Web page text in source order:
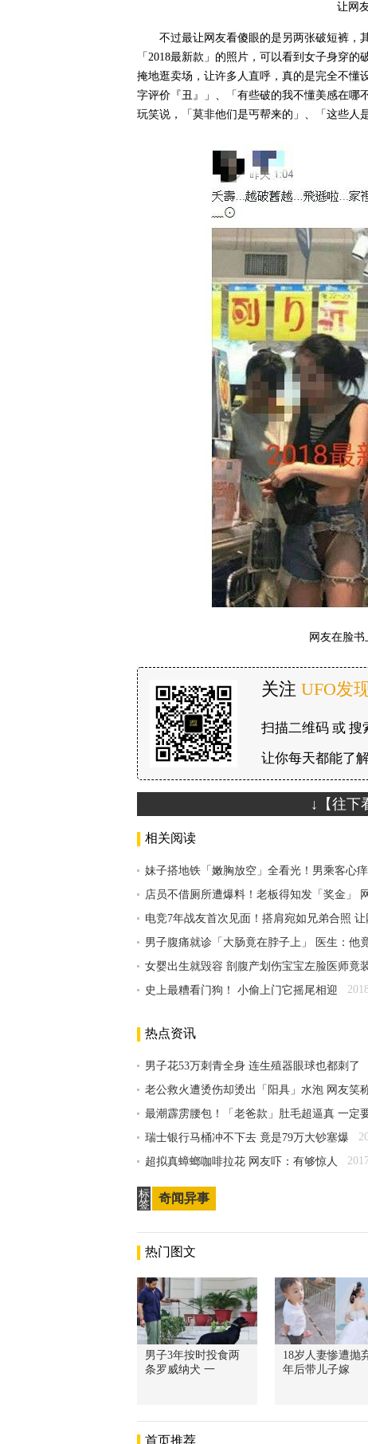
让网
不过最让网友看傻眼的是另两张破短裤，
「2018最新款」的照片，可以看到女子身穿
掩地逛卖场，让许多人直呼，真的是完全不懂
字评价『丑』」、「有些破的我不懂美感在哪
玩笑说，「莫非他们是丐帮来的」、「这些人
网友在脸书
关注 UFO发
扫描二维码 或 搜
让你每天都能了
↓【往下
相关阅读
妹子搭地铁「嫩胸放空」全看光！男乘客心
店员不借厕所遭爆料！老板得知发「奖金」
电竞7年战友首次见面！搭肩宛如兄弟合照
男子腹痛就诊「大肠竟在脖子上」 医生：他
女婴出生就毁容 剖腹产划伤宝宝左脸医师竟
史上最糟看门狗！ 小偷上门它摇尾相迎
热点资讯
男子花53万刺青全身 连生殖器眼球也都刺了
老公救火遭烫伤却烫出「阳具」水泡 网友笑
最潮霹雳腰包！「老爸款」肚毛超逼真 一定
瑞士银行马桶冲不下去 竟是79万大钞塞爆
超拟真蟑螂咖啡拉花 网友吓：有够惊人
标
签
奇闻异事
热门图文
男子3年按时投食两
条罗威纳犬 一
18岁人妻惨遭抛
年后带儿子嫁
首页推荐